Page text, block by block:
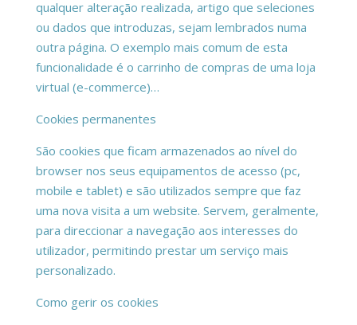
qualquer alteração realizada, artigo que seleciones
ou dados que introduzas, sejam lembrados numa
outra página. O exemplo mais comum de esta
funcionalidade é o carrinho de compras de uma loja
virtual (e-commerce)…
Cookies permanentes
São cookies que ficam armazenados ao nível do
browser nos seus equipamentos de acesso (pc,
mobile e tablet) e são utilizados sempre que faz
uma nova visita a um website. Servem, geralmente,
para direccionar a navegação aos interesses do
utilizador, permitindo prestar um serviço mais
personalizado.
Como gerir os cookies